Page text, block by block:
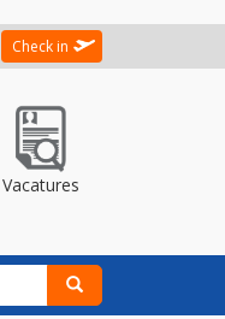
Check in
Vacatures